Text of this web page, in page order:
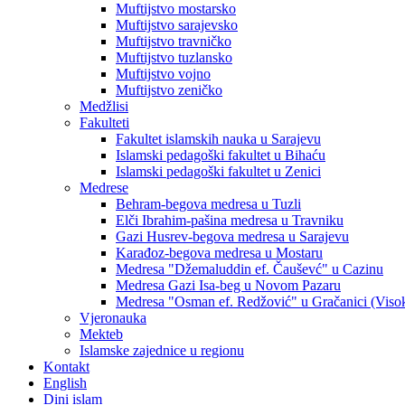
Muftijstvo mostarsko
Muftijstvo sarajevsko
Muftijstvo travničko
Muftijstvo tuzlansko
Muftijstvo vojno
Muftijstvo zeničko
Medžlisi
Fakulteti
Fakultet islamskih nauka u Sarajevu
Islamski pedagoški fakultet u Bihaću
Islamski pedagoški fakultet u Zenici
Medrese
Behram-begova medresa u Tuzli
Elči Ibrahim-pašina medresa u Travniku
Gazi Husrev-begova medresa u Sarajevu
Karađoz-begova medresa u Mostaru
Medresa "Džemaluddin ef. Čauševć" u Cazinu
Medresa Gazi Isa-beg u Novom Pazaru
Medresa "Osman ef. Redžović" u Gračanici
Vjeronauka
Mekteb
Islamske zajednice u regionu
Kontakt
English
Dini islam